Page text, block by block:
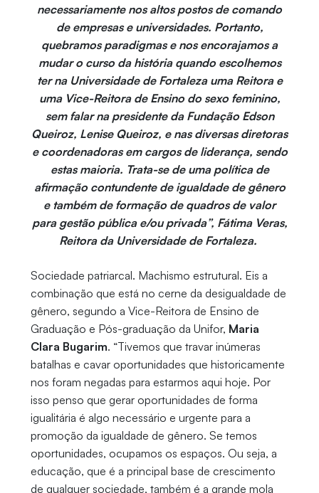
necessariamente nos altos postos de comando
de empresas e universidades. Portanto,
quebramos paradigmas e nos encorajamos a
mudar o curso da história quando escolhemos
ter na Universidade de Fortaleza uma Reitora e
uma Vice-Reitora de Ensino do sexo feminino,
sem falar na presidente da Fundação Edson
Queiroz, Lenise Queiroz, e nas diversas diretoras
e coordenadoras em cargos de liderança, sendo
estas maioria. Trata-se de uma política de
afirmação contundente de igualdade de gênero
e também de formação de quadros de valor
para gestão pública e/ou privada”, Fátima Veras,
Reitora da Universidade de Fortaleza.
Sociedade patriarcal. Machismo estrutural. Eis a
combinação que está no cerne da desigualdade de
gênero, segundo a Vice-Reitora de Ensino de
Graduação e Pós-graduação da Unifor, Maria
Clara Bugarim. “Tivemos que travar inúmeras
batalhas e cavar oportunidades que historicamente
nos foram negadas para estarmos aqui hoje. Por
isso penso que gerar oportunidades de forma
igualitária é algo necessário e urgente para a
promoção da igualdade de gênero. Se temos
oportunidades, ocupamos os espaços. Ou seja, a
educação, que é a principal base de crescimento
de qualquer sociedade, também é a grande mola